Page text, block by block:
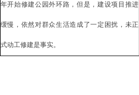
年开始修建公园外环路，但是，建设项目推进
缓慢，依然对群众生活造成了一定困扰，未正
式动工修建是事实。